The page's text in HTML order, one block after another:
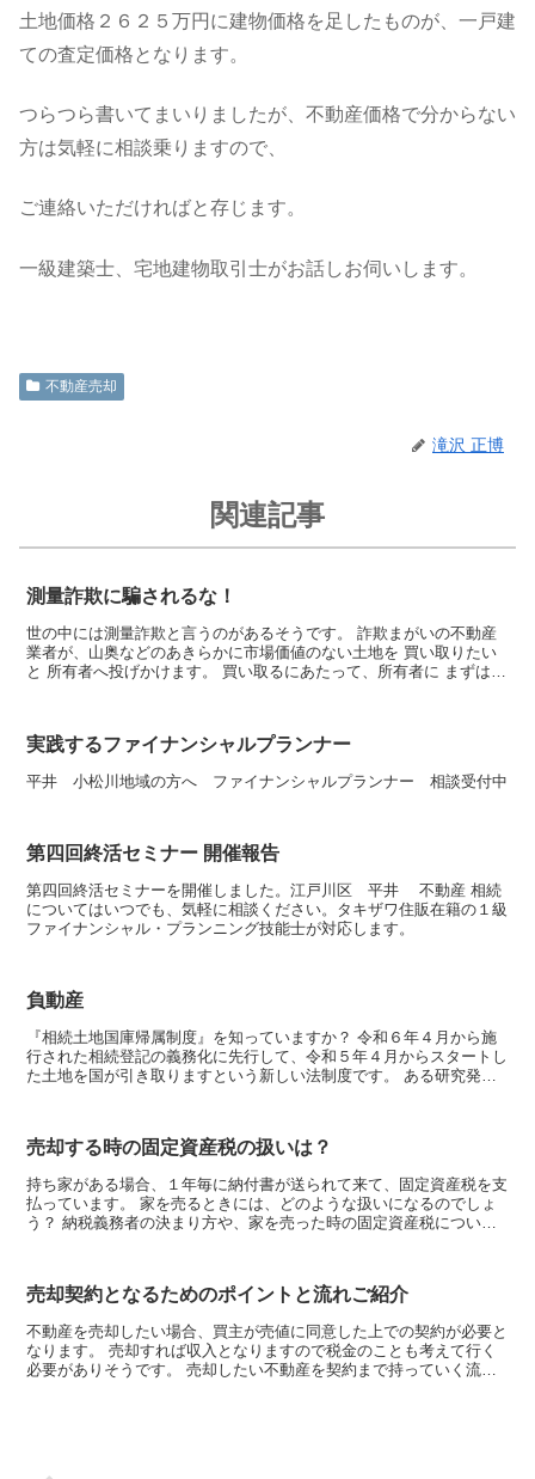
土地価格２６２５万円に建物価格を足したものが、一戸建
ての査定価格となります。
つらつら書いてまいりましたが、不動産価格で分からない
方は気軽に相談乗りますので、
ご連絡いただければと存じます。
一級建築士、宅地建物取引士がお話しお伺いします。
不動産売却
滝沢 正博
関連記事
測量詐欺に騙されるな！
世の中には測量詐欺と言うのがあるそうです。 詐欺まがいの不動産
業者が、山奥などのあきらかに市場価値のない土地を 買い取りたい
と 所有者へ投げかけます。 買い取るにあたって、所有者に まずはそ
実践するファイナンシャルプランナー
平井 小松川地域の方へ ファイナンシャルプランナー 相談受付中
第四回終活セミナー 開催報告
第四回終活セミナーを開催しました。江戸川区 平井 不動産 相続
についてはいつでも、気軽に相談ください。タキザワ住販在籍の１級
ファイナンシャル・プランニング技能士が対応します。
負動産
『相続土地国庫帰属制度』を知っていますか？ 令和６年４月から施
行された相続登記の義務化に先行して、令和５年４月からスタートし
た土地を国が引き取りますという新しい法制度です。 ある研究発表
売却する時の固定資産税の扱いは？
持ち家がある場合、１年毎に納付書が送られて来て、固定資産税を支
払っています。 家を売るときには、どのような扱いになるのでしょ
う？ 納税義務者の決まり方や、家を売った時の固定資産税について
売却契約となるためのポイントと流れご紹介
不動産を売却したい場合、買主が売値に同意した上での契約が必要と
なります。 売却すれば収入となりますので税金のことも考えて行く
必要がありそうです。 売却したい不動産を契約まで持っていく流れ